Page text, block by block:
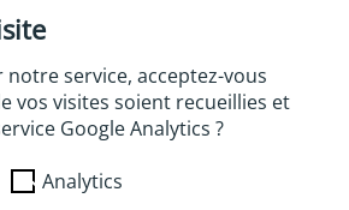
Ne reste alors que la graine
service, acceptez-vous
vos visites soient recueillies et
Google Analytics ?
Analytics